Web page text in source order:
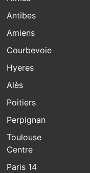
Antibes
Amiens
Courbevoie
Hyeres
Alès
Poitiers
Perpignan
Toulouse
Centre
Paris 14